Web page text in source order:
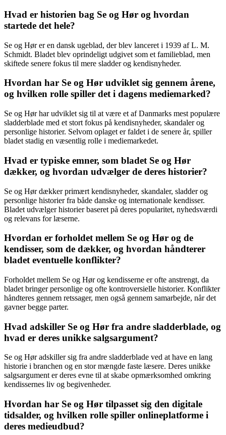
Hvad er historien bag Se og Hør og hvordan
startede det hele?
Se og Hør er en dansk ugeblad, der blev lanceret i 1939 af L. M.
Schmidt. Bladet blev oprindeligt udgivet som et familieblad, men
skiftede senere fokus til mere sladder og kendisnyheder.
Hvordan har Se og Hør udviklet sig gennem årene,
og hvilken rolle spiller det i dagens mediemarked?
Se og Hør har udviklet sig til at være et af Danmarks mest populære
sladderblade med et stort fokus på kendisnyheder, skandaler og
personlige historier. Selvom oplaget er faldet i de senere år, spiller
bladet stadig en væsentlig rolle i mediemarkedet.
Hvad er typiske emner, som bladet Se og Hør
dækker, og hvordan udvælger de deres historier?
Se og Hør dækker primært kendisnyheder, skandaler, sladder og
personlige historier fra både danske og internationale kendisser.
Bladet udvælger historier baseret på deres popularitet, nyhedsværdi
og relevans for læserne.
Hvordan er forholdet mellem Se og Hør og de
kendisser, som de dækker, og hvordan håndterer
bladet eventuelle konflikter?
Forholdet mellem Se og Hør og kendisserne er ofte anstrengt, da
bladet bringer personlige og ofte kontroversielle historier. Konflikter
håndteres gennem retssager, men også gennem samarbejde, når det
gavner begge parter.
Hvad adskiller Se og Hør fra andre sladderblade, og
hvad er deres unikke salgsargument?
Se og Hør adskiller sig fra andre sladderblade ved at have en lang
historie i branchen og en stor mængde faste læsere. Deres unikke
salgsargument er deres evne til at skabe opmærksomhed omkring
kendissernes liv og begivenheder.
Hvordan har Se og Hør tilpasset sig den digitale
tidsalder, og hvilken rolle spiller onlineplatforme i
deres medieudbud?